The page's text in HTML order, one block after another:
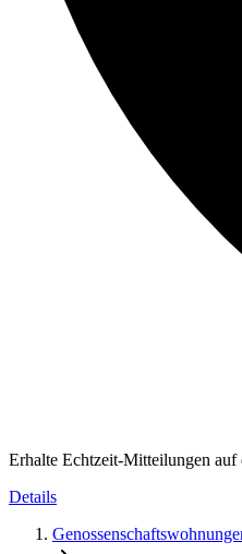
Erhalte Echtzeit-Mitteilungen auf
Details